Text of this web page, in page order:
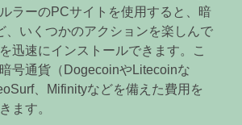
ラーのPCサイトを使用すると、暗
、いくつかのアクションを楽しんで
迅速にインストールできます。こ
号通貨（DogecoinやLitecoinな
、Mifinityなどを備えた費用を
ます。